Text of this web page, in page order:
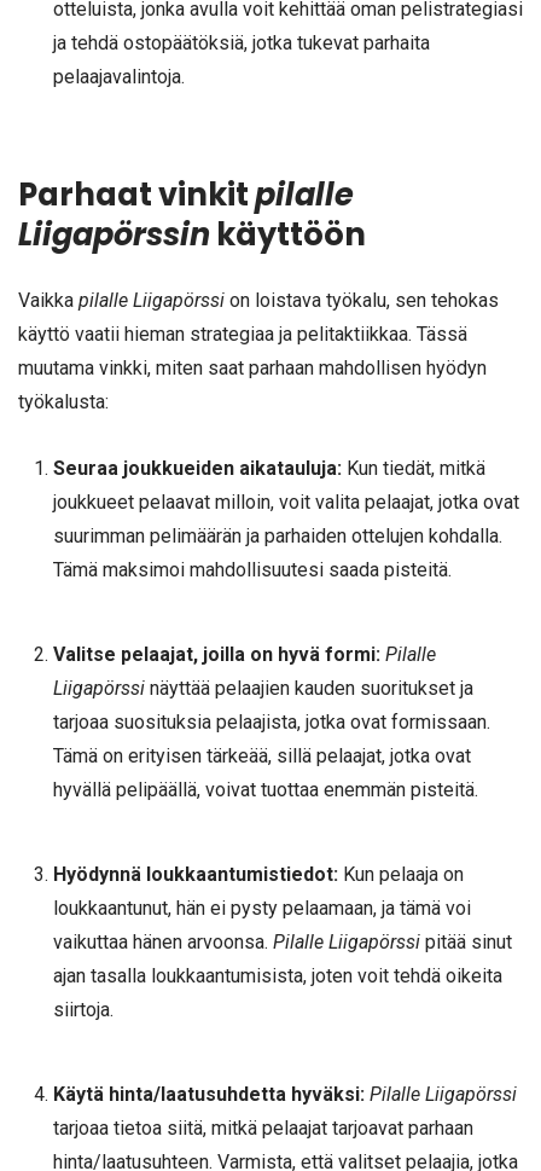
otteluista, jonka avulla voit kehittää oman pelistrategiasi
ja tehdä ostopäätöksiä, jotka tukevat parhaita
pelaajavalintoja.
Parhaat vinkitpilalle
Liigapörssinkäyttöön
Vaikka pilalle Liigapörssi on loistava työkalu, sen tehokas
käyttö vaatii hieman strategiaa ja pelitaktiikkaa. Tässä
muutama vinkki, miten saat parhaan mahdollisen hyödyn
työkalusta:
Seuraa joukkueiden aikatauluja:Kun tiedät, mitkä
joukkueet pelaavat milloin, voit valita pelaajat, jotka ovat
suurimman pelimäärän ja parhaiden ottelujen kohdalla.
Tämä maksimoi mahdollisuutesi saada pisteitä.
Valitse pelaajat, joilla on hyvä formi: Pilalle
Liigapörssinäyttää pelaajien kauden suoritukset ja
tarjoaa suosituksia pelaajista, jotka ovat formissaan.
Tämä on erityisen tärkeää, sillä pelaajat, jotka ovat
hyvällä pelipäällä, voivat tuottaa enemmän pisteitä.
Hyödynnä loukkaantumistiedot:Kun pelaaja on
loukkaantunut, hän ei pysty pelaamaan, ja tämä voi
vaikuttaa hänen arvoonsa. Pilalle Liigapörssipitää sinut
ajan tasalla loukkaantumisista, joten voit tehdä oikeita
siirtoja.
Käytä hinta/laatusuhdetta hyväksi: Pilalle Liigapörssi
tarjoaa tietoa siitä, mitkä pelaajat tarjoavat parhaan
hinta/laatusuhteen. Varmista, että valitset pelaajia, jotka